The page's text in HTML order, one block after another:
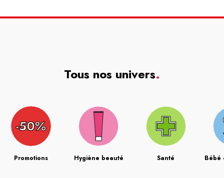
Tous nos univers.
Promotions Hygiène beauté Santé Bébé